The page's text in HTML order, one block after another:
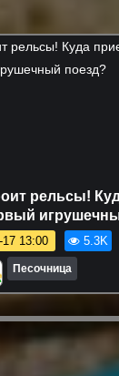
рельсы!
17 13:00 5.3K
Песочница